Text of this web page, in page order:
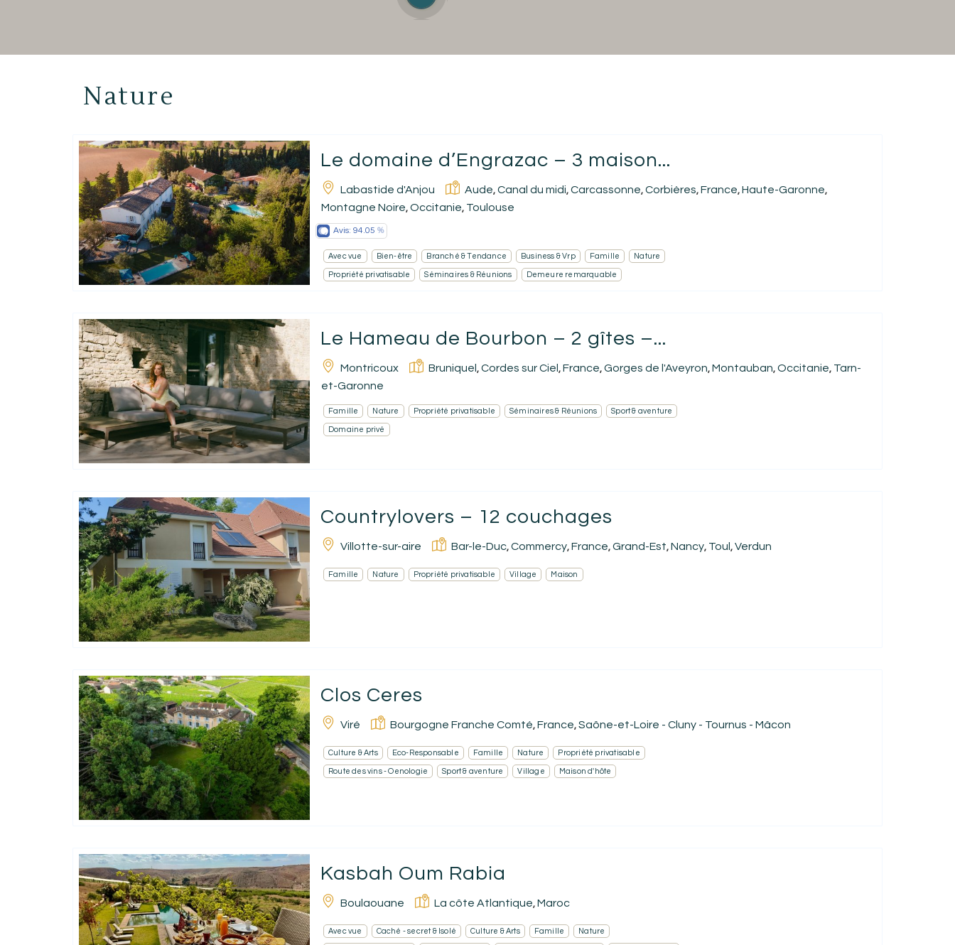
Nos adresses dans le monde
Les séjours à thème
Nos valeurs et engagements
FR
Nature
Le domaine d’Engrazac – 3 maison...
Labastide d'Anjou Aude, Canal du midi, Carcassonne, Corbières, France, Haute-Garonne,
Montagne Noire, Occitanie, Toulouse
Avis: 94.05
Avec vue Bien-être Branché & Tendance Business & Vrp Famille Nature
Propriété privatisable Séminaires & Réunions Demeure remarquable
Le Hameau de Bourbon – 2 gîtes –...
Montricoux Bruniquel , Cordes sur Ciel , France, Gorges de l'Aveyron, Montauban, Occitanie, Tarn-
et-Garonne
Famille Nature Propriété privatisable Séminaires & Réunions Sport & aventure
Domaine privé
Countrylovers – 12 couchages
Villotte-sur-aire Bar-le-Duc, Commercy, France, Grand-Est, Nancy, Toul , Verdun
Famille Nature Propriété privatisable Village Maison
Clos Ceres
Viré Bourgogne Franche Comté, France, Saône-et-Loire - Cluny - Tournus - Mâcon
Culture & Arts Eco-Responsable Famille Nature Propriété privatisable
Route des vins - Oenologie Sport & aventure Village Maison d'hôte
Kasbah Oum Rabia
Boulaouane La côte Atlantique, Maroc
Avec vue Caché - secret & Isolé Culture & Arts Famille Nature